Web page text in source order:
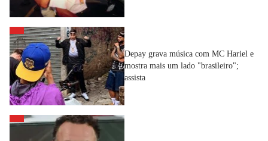
Depay grava música com MC Hariel e
mostra mais um lado "brasileiro";
assista